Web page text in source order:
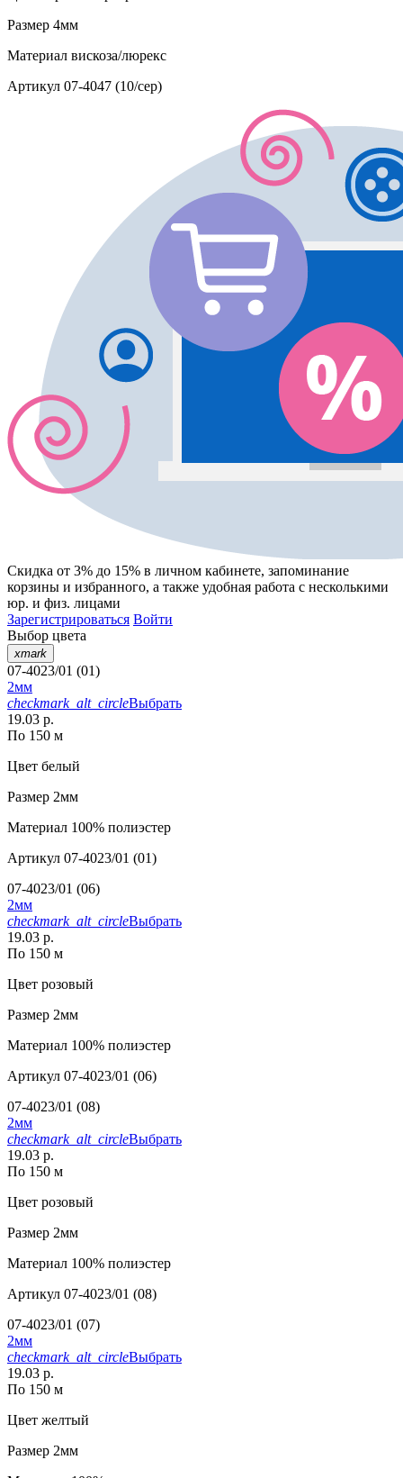
Размер 4мм
Материал вискоза/люрекс
Артикул 07-4047 (10/сер)
Скидка от 3% до 15% в личном кабинете, запоминание
корзины и избранного, а также удобная работа с несколькими
юр. и физ. лицами
Зарегистрироваться Войти
Выбор цвета
xmark
07-4023/01 (01)
2мм
checkmark_alt_circleВыбрать
19.03 р.
По 150 м
Цвет белый
Размер 2мм
Материал 100% полиэстер
Артикул 07-4023/01 (01)
07-4023/01 (06)
2мм
checkmark_alt_circleВыбрать
19.03 р.
По 150 м
Цвет розовый
Размер 2мм
Материал 100% полиэстер
Артикул 07-4023/01 (06)
07-4023/01 (08)
2мм
checkmark_alt_circleВыбрать
19.03 р.
По 150 м
Цвет розовый
Размер 2мм
Материал 100% полиэстер
Артикул 07-4023/01 (08)
07-4023/01 (07)
2мм
checkmark_alt_circleВыбрать
19.03 р.
По 150 м
Цвет желтый
Размер 2мм